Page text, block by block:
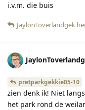
i.v.m. die buis
JaylonToverlandgek
pretparkgekkie05-10
zien denk ik! Niet
het park rond de